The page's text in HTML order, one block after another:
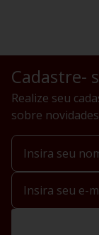
Cadastre-
Realize seu
sobre novidades